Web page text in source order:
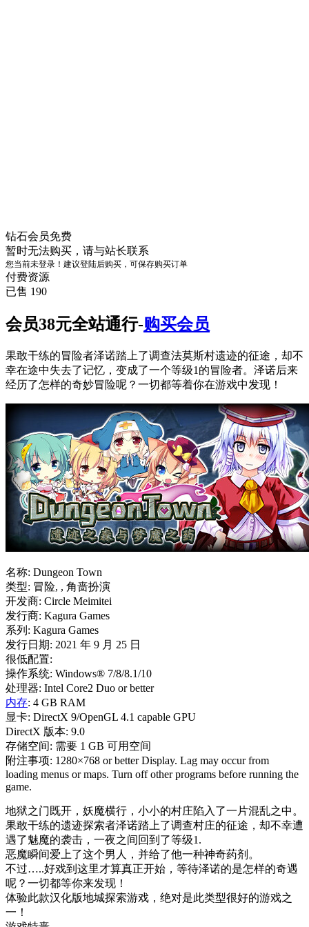
钻石会员免费
暂时无法购买，请与站长联系
您当前未登录！建议登陆后购买，可保存购买订单
付费资源
已售 190
会员38元全站通行-购买会员
果敢干练的冒险者泽诺踏上了调查法莫斯村遗迹的征途，却不
幸在途中失去了记忆，变成了一个等级1的冒险者。泽诺后来
经历了怎样的奇妙冒险呢？一切都等着你在游戏中发现！
名称: Dungeon Town
类型: 冒险, , 角啬扮演
开发商: Circle Meimitei
发行商: Kagura Games
系列: Kagura Games
发行日期: 2021 年 9 月 25 日
很低配置:
操作系统: Windows® 7/8/8.1/10
处理器: Intel Core2 Duo or better
内存: 4 GB RAM
显卡: DirectX 9/OpenGL 4.1 capable GPU
DirectX 版本: 9.0
存储空间: 需要 1 GB 可用空间
附注事项: 1280×768 or better Display. Lag may occur from
loading menus or maps. Turn off other programs before running the
game.
地狱之门既开，妖魔横行，小小的村庄陷入了一片混乱之中。
果敢干练的遗迹探索者泽诺踏上了调查村庄的征途，却不幸遭
遇了魅魔的袭击，一夜之间回到了等级1.
恶魔瞬间爱上了这个男人，并给了他一种神奇药剂。
不过…..好戏到这里才算真正开始，等待泽诺的是怎样的奇遇
呢？一切都等你来发现！
体验此款汉化版地城探索游戏，绝对是此类型很好的游戏之
一！